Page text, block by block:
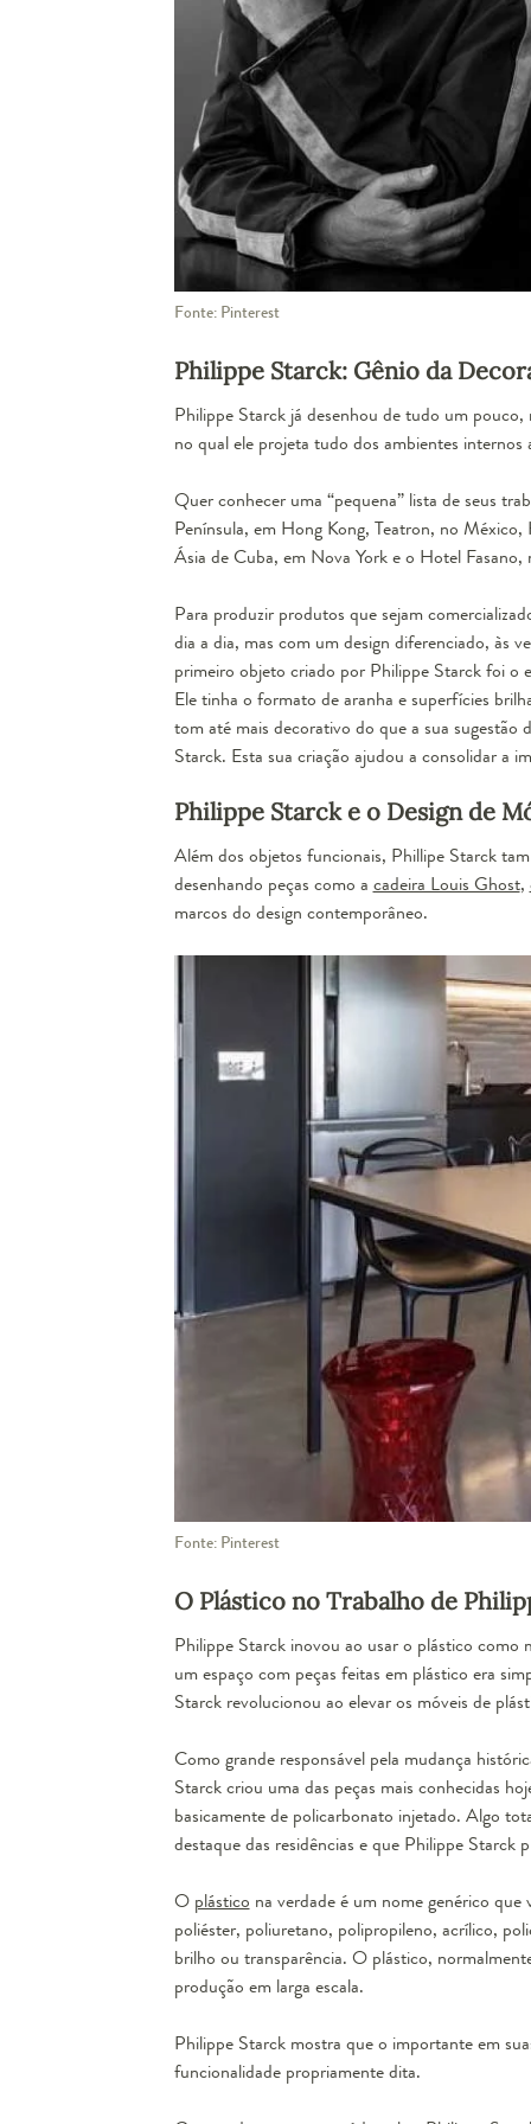
Fonte: Pinterest
Philippe Starck: Gênio da
Philippe Starckjá desenhou de tudo um pouco,
no qual ele projeta tudo dos ambientes
Quer conhecer uma “pequena” lista de seus
Península, em Hong Kong, Teatron, no
Ásia de Cuba, em Nova York e o Hotel
Para produzir produtos que sejam
dia a dia, mas com umdesign diferenciado, às
primeiro objeto criado por Philippe Starck foi o
Ele tinha o formato de aranha e superfícies
tom até mais decorativo do que a sua
Starck. Esta sua criação ajudou a consolidar a
Philippe Starck e o Design de
Além dos objetos funcionais, Phillipe Starck
desenhando peças como a cadeira Louis Ghost,
marcos do design contemporâneo.
Fonte: Pinterest
O Plástico no Trabalho de
Philippe Starck inovou ao usar o plástico como
um espaço com peças feitas em plástico era
Starck revolucionou ao elevar os móveis de
Como grande responsável pela mudança
Starck criou uma das peças mais conhecidas
basicamente de policarbonato injetado. Algo
destaque das residências e que Philippe Starck
O plástico na verdade é um nome genérico
poliéster, poliuretano, polipropileno, acrílico,
brilho ou transparência. O plástico,
produção em larga escala.
Philippe Starck mostra que o importante em
funcionalidade propriamente dita.